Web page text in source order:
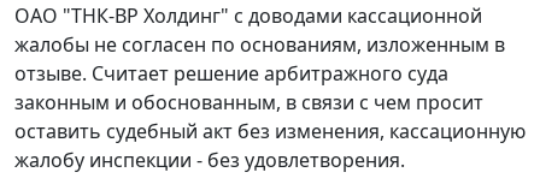
ОАО "ТНК-ВР Холдинг" с доводами кассационной
жалобы не согласен по основаниям, изложенным в
отзыве. Считает решение арбитражного суда
законным и обоснованным, в связи с чем просит
оставить судебный акт без изменения, кассационную
жалобу инспекции - без удовлетворения.